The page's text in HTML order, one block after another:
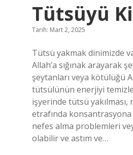
Tütsüyü
Tarih: Mart 2, 2025
Tütsü yakmak dinimizde
Allah’a sığınak arayarak
şeytanları veya kötülüğü
tütsülünün enerjiyi
işyerinde tütsü
etrafında
nefes alma problemleri
olabilir ve astım ve…